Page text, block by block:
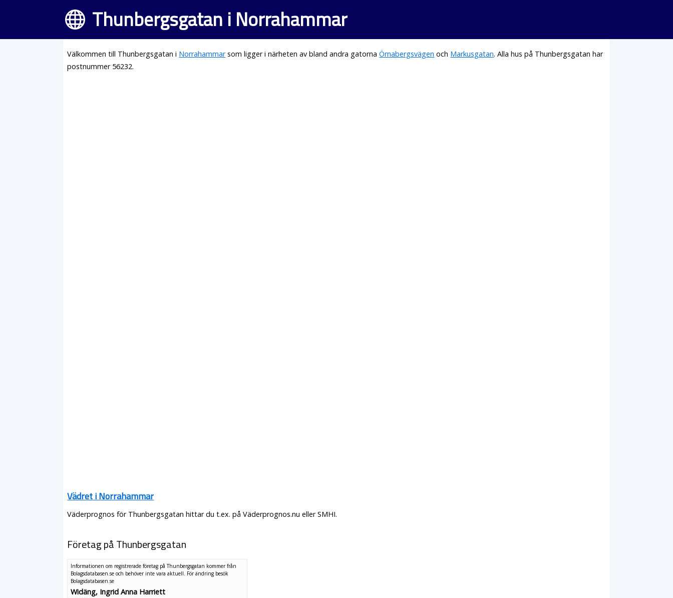
Thunbergsgatan i Norrahammar
Välkommen till Thunbergsgatan i Norrahammarsom ligger i närheten av bland andra gatornaÖrnabergsvägen och Markusgatan. Alla hus på Thunbergsgatan har
postnummer 56232.
Vädret i Norrahammar
Väderprognos för Thunbergsgatan hittar du t.ex. på Väderprognos.nu eller SMHI.
Företag på Thunbergsgatan
Informationen om registrerade företag på Thunbergsgatan kommer från
Bolagsdatabasen.se och behöver inte vara aktuell. För ändring besök
Bolagsdatabasen.se
Widäng, Ingrid Anna Harriett